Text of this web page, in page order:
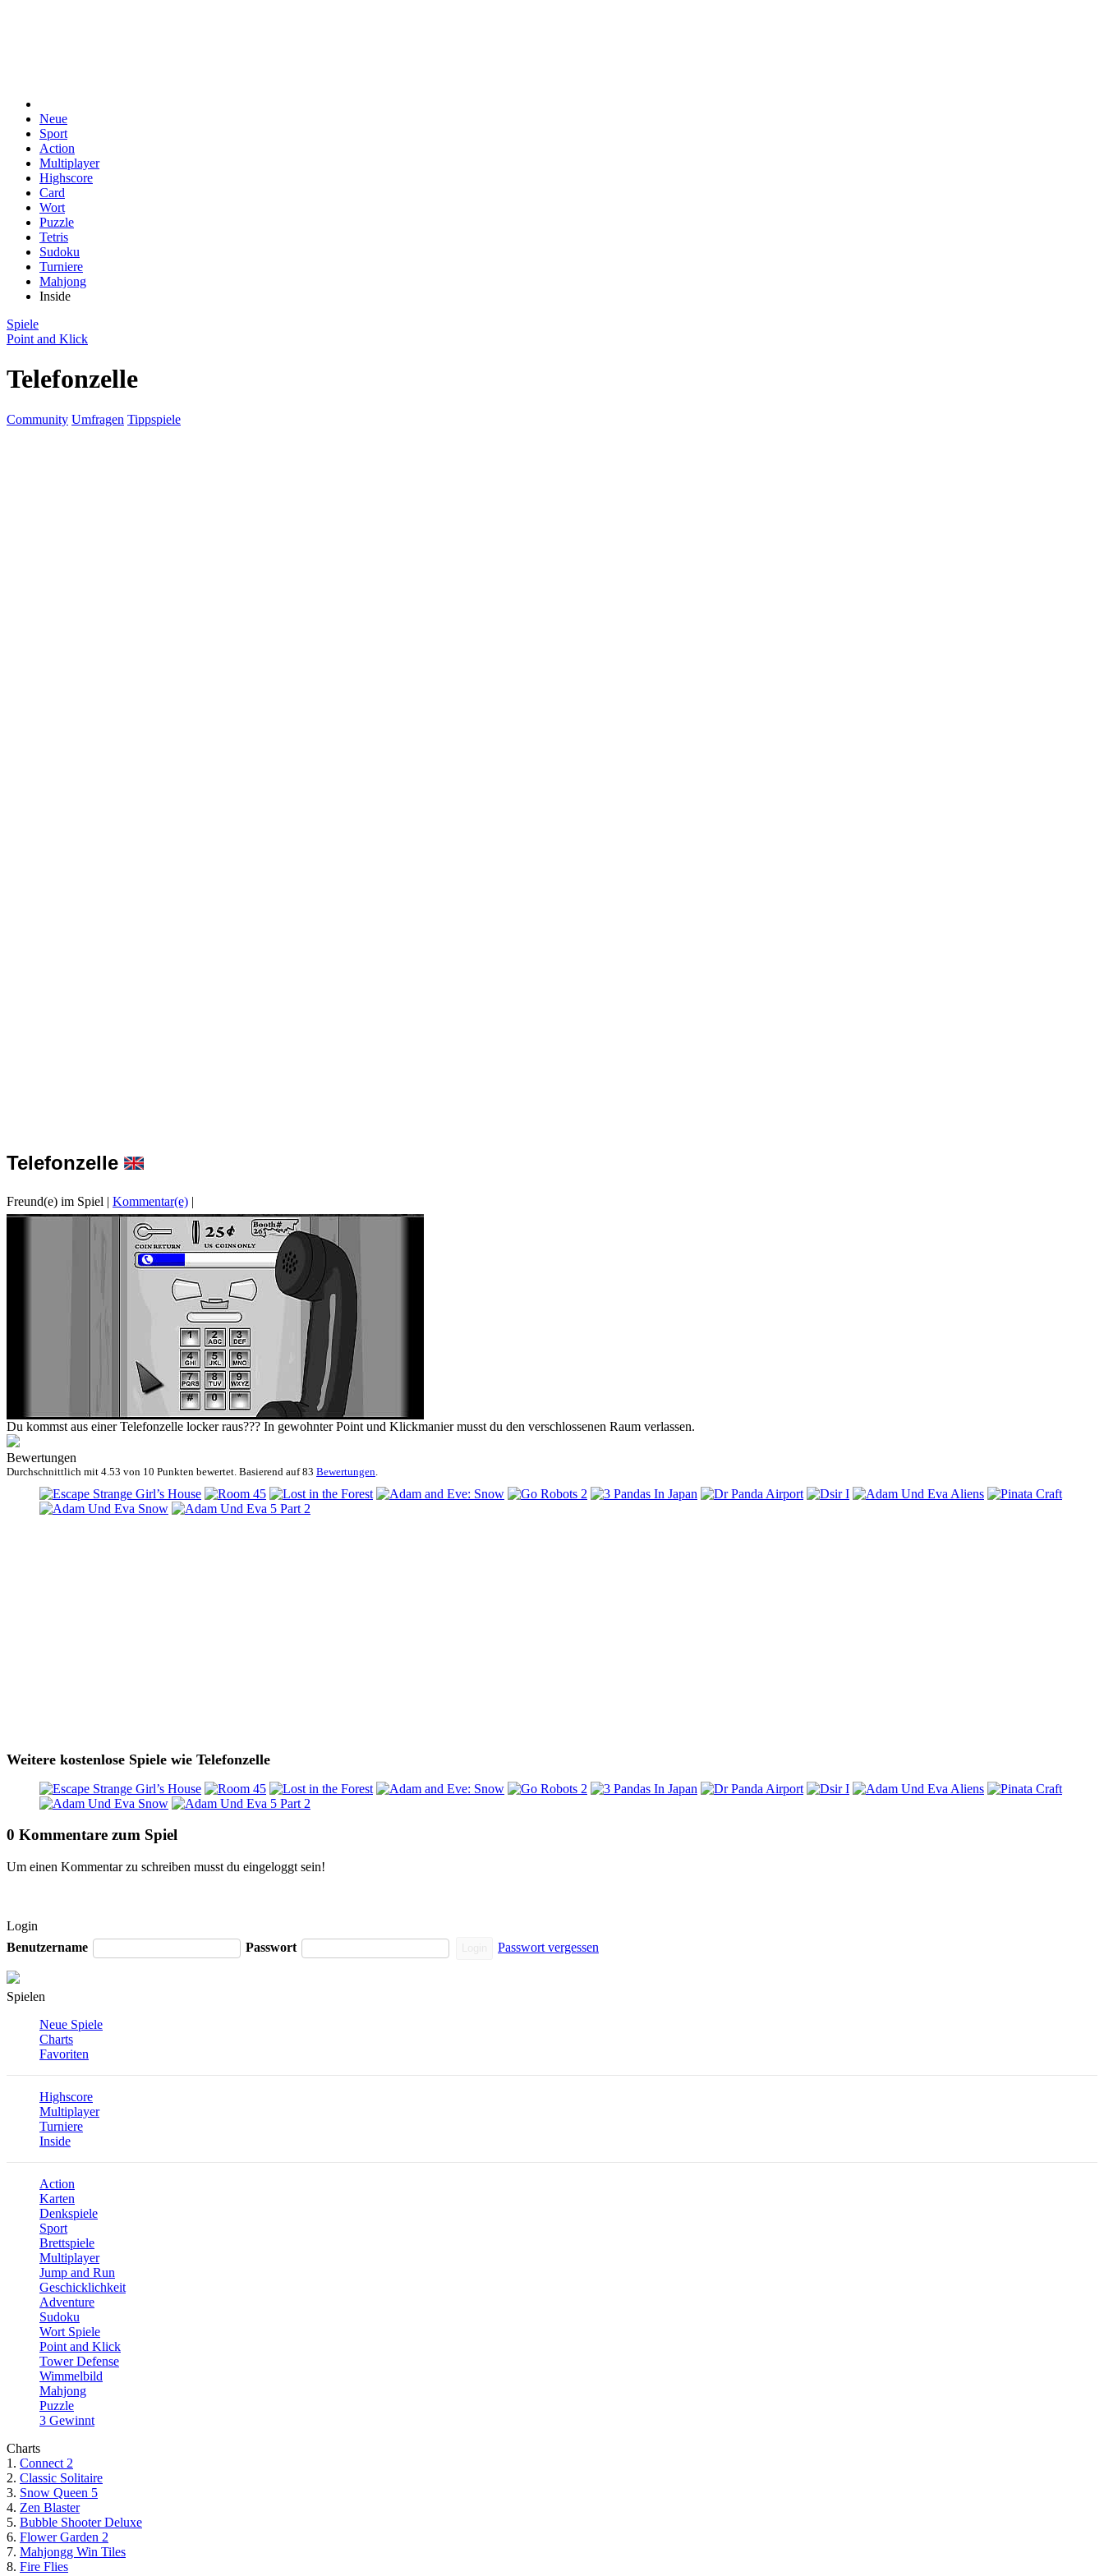
Neue
Sport
Action
Multiplayer
Highscore
Card
Wort
Puzzle
Tetris
Sudoku
Turniere
Mahjong
Inside
Spiele
Point and Klick
Telefonzelle
Community Umfragen Tippspiele
Telefonzelle
Freund(e) im Spiel | Kommentar(e) |
Du kommst aus einer Telefonzelle locker raus??? In gewohnter Point und Klickmanier musst du den verschlossenen Raum verlassen.
Bewertungen
Durchschnittlich mit 4.53 von 10 Punkten bewertet. Basierend auf83 Bewertungen
Weitere kostenlose Spiele wie Telefonzelle
0 Kommentare zum Spiel
Um einen Kommentar zu schreiben musst du eingeloggt sein!
Login
Benutzername
Passwort Passwort vergessen
Spielen
Neue Spiele
Charts
Favoriten
Highscore
Multiplayer
Turniere
Inside
Action
Karten
Denkspiele
Sport
Brettspiele
Multiplayer
Jump and Run
Geschicklichkeit
Adventure
Sudoku
Wort Spiele
Point and Klick
Tower Defense
Wimmelbild
Mahjong
Puzzle
3 Gewinnt
Charts
1. Connect 2
2. Classic Solitaire
3. Snow Queen 5
4. Zen Blaster
5. Bubble Shooter Deluxe
6. Flower Garden 2
7. Mahjongg Win Tiles
8. Fire Flies